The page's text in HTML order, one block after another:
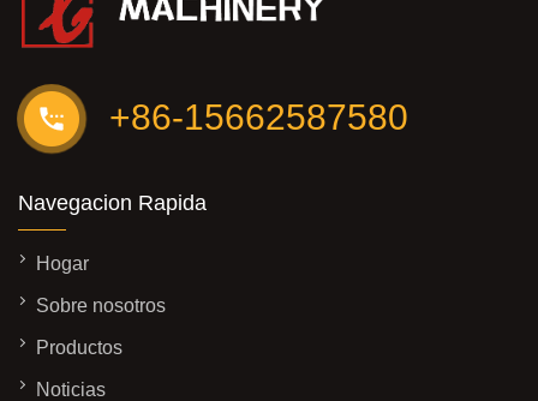
+86-15662587580
Navegacion Rapida
Hogar
Sobre nosotros
Productos
Noticias